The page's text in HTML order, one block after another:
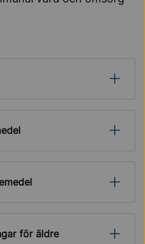
för äldre